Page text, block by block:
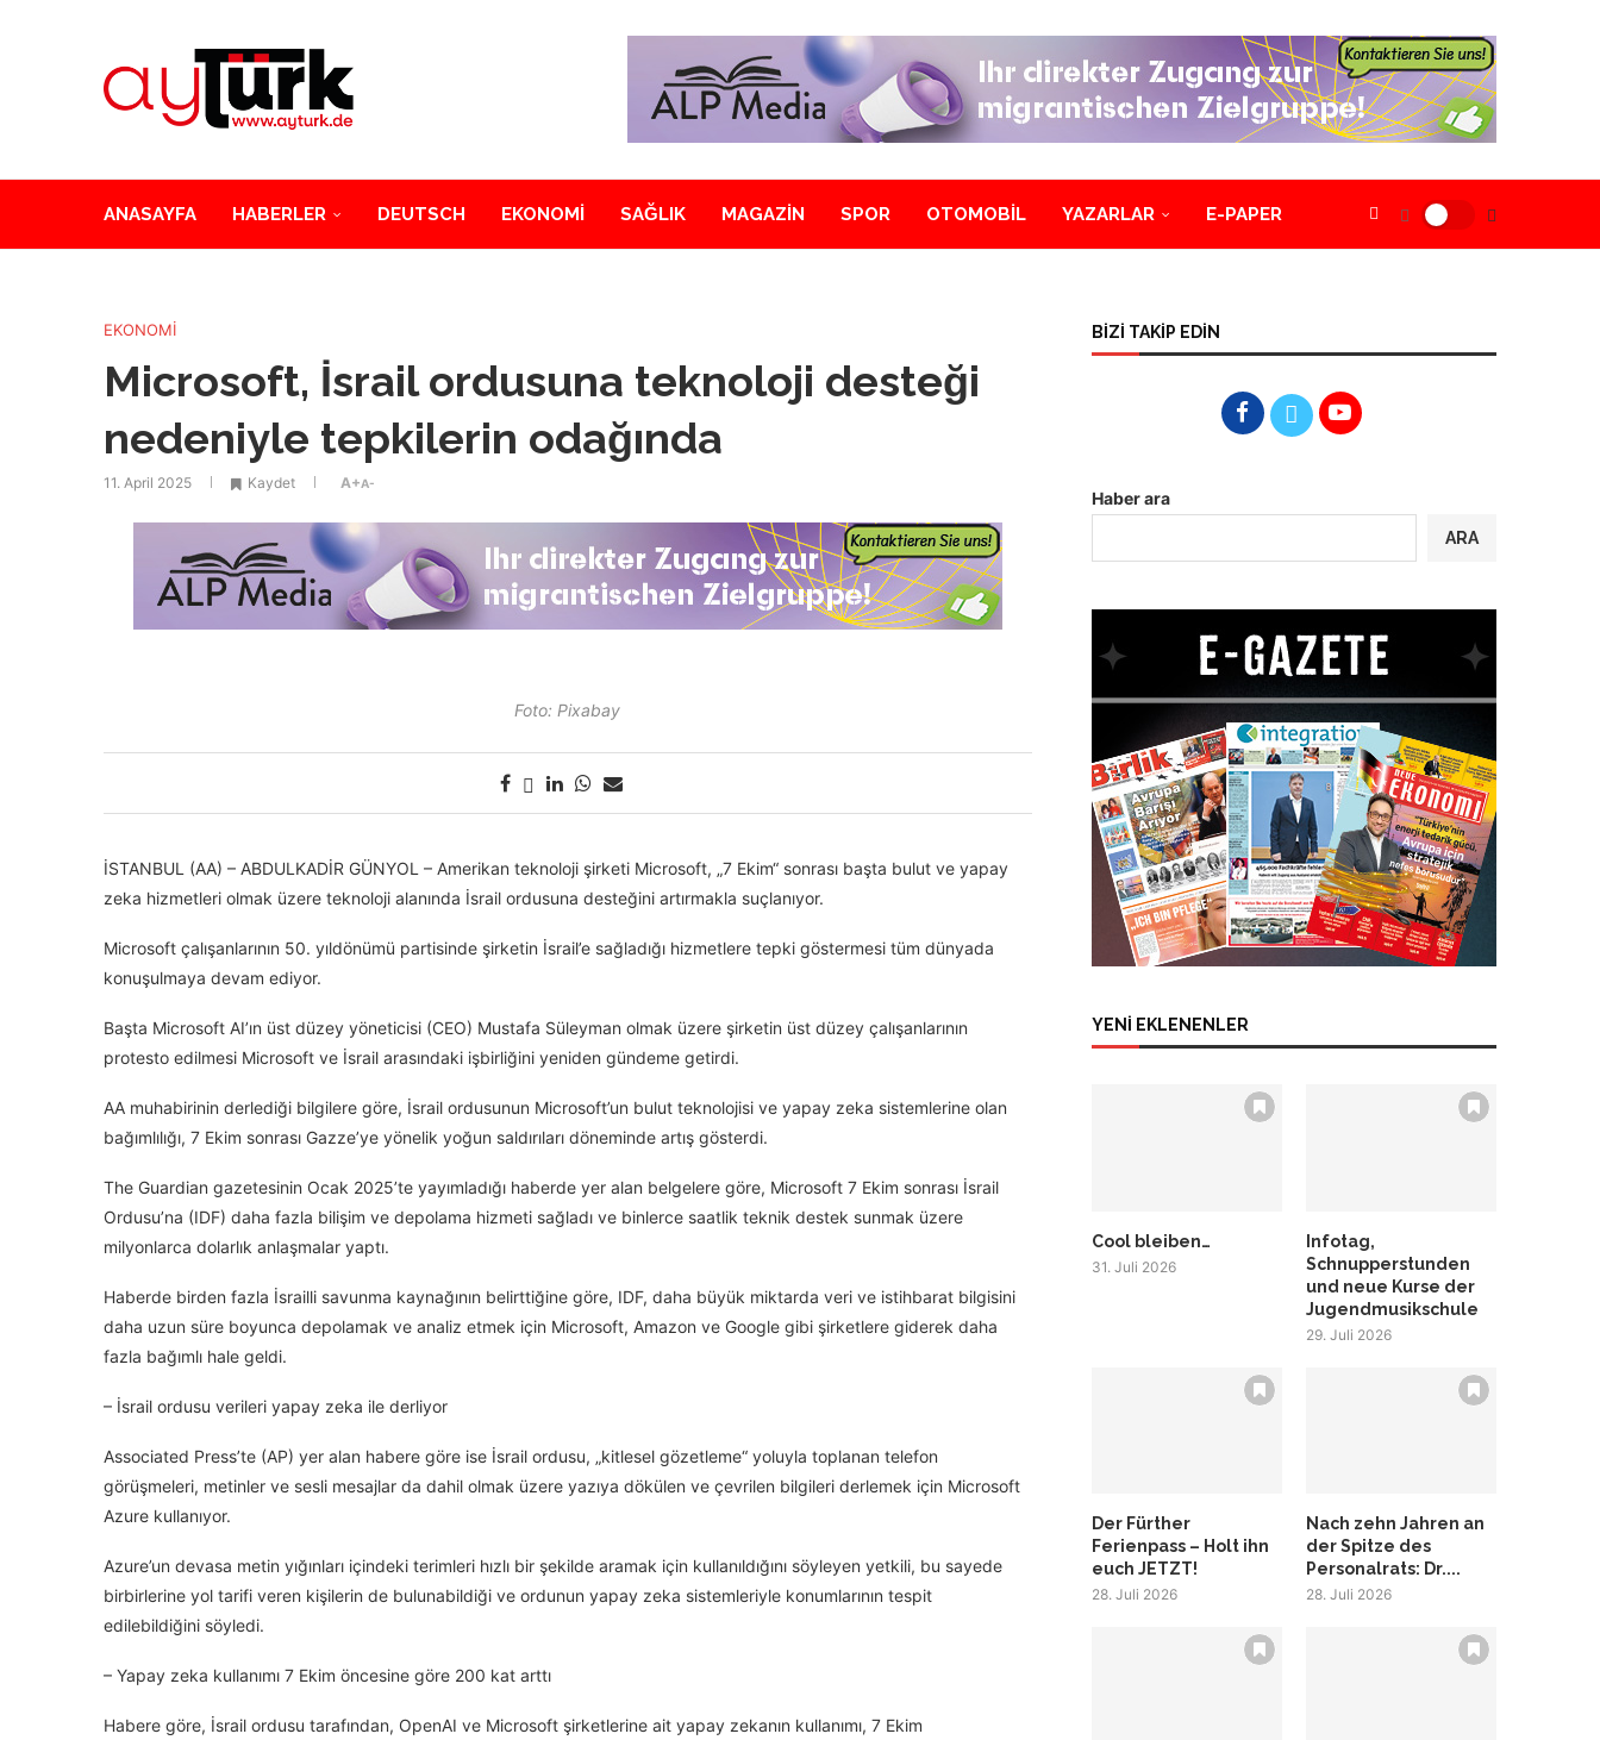
ANASAYFA HABERLER DEUTSCH EKONOMİ SAĞLIK MAGAZİN SPOR OTOMOBİL YAZARLAR E-PAPER
EKONOMİ
Microsoft, İsrail ordusuna teknoloji desteği
nedeniyle tepkilerin odağında
11. April 2025 Kaydet A+A-
Foto: Pixabay
İSTANBUL (AA) – ABDULKADİR GÜNYOL – Amerikan teknoloji şirketi Microsoft, „7 Ekim“ sonrası başta bulut ve yapay
zeka hizmetleri olmak üzere teknoloji alanında İsrail ordusuna desteğini artırmakla suçlanıyor.
Microsoft çalışanlarının 50. yıldönümü partisinde şirketin İsrail’e sağladığı hizmetlere tepki göstermesi tüm dünyada
konuşulmaya devam ediyor.
Başta Microsoft AI’ın üst düzey yöneticisi (CEO) Mustafa Süleyman olmak üzere şirketin üst düzey çalışanlarının
protesto edilmesi Microsoft ve İsrail arasındaki işbirliğini yeniden gündeme getirdi.
AA muhabirinin derlediği bilgilere göre, İsrail ordusunun Microsoft’un bulut teknolojisi ve yapay zeka sistemlerine olan
bağımlılığı, 7 Ekim sonrası Gazze’ye yönelik yoğun saldırıları döneminde artış gösterdi.
The Guardian gazetesinin Ocak 2025’te yayımladığı haberde yer alan belgelere göre, Microsoft 7 Ekim sonrası İsrail
Ordusu’na (IDF) daha fazla bilişim ve depolama hizmeti sağladı ve binlerce saatlik teknik destek sunmak üzere
milyonlarca dolarlık anlaşmalar yaptı.
Haberde birden fazla İsrailli savunma kaynağının belirttiğine göre, IDF, daha büyük miktarda veri ve istihbarat bilgisini
daha uzun süre boyunca depolamak ve analiz etmek için Microsoft, Amazon ve Google gibi şirketlere giderek daha
fazla bağımlı hale geldi.
– İsrail ordusu verileri yapay zeka ile derliyor
Associated Press’te (AP) yer alan habere göre ise İsrail ordusu, „kitlesel gözetleme“ yoluyla toplanan telefon
görüşmeleri, metinler ve sesli mesajlar da dahil olmak üzere yazıya dökülen ve çevrilen bilgileri derlemek için Microsoft
Azure kullanıyor.
Azure’un devasa metin yığınları içindeki terimleri hızlı bir şekilde aramak için kullanıldığını söyleyen yetkili, bu sayede
birbirlerine yol tarifi veren kişilerin de bulunabildiği ve ordunun yapay zeka sistemleriyle konumlarının tespit
edilebildiğini söyledi.
– Yapay zeka kullanımı 7 Ekim öncesine göre 200 kat arttı
Habere göre, İsrail ordusu tarafından, OpenAI ve Microsoft şirketlerine ait yapay zekanın kullanımı, 7 Ekim
BİZİ TAKİP EDİN
Haber ara
ARA
YENİ EKLENENLER
Cool bleiben…
31. Juli 2026
Infotag,
Schnupperstunden
und neue Kurse der
Jugendmusikschule
29. Juli 2026
Der Fürther
Ferienpass – Holt ihn
euch JETZT!
28. Juli 2026
Nach zehn Jahren an
der Spitze des
Personalrats: Dr....
28. Juli 2026